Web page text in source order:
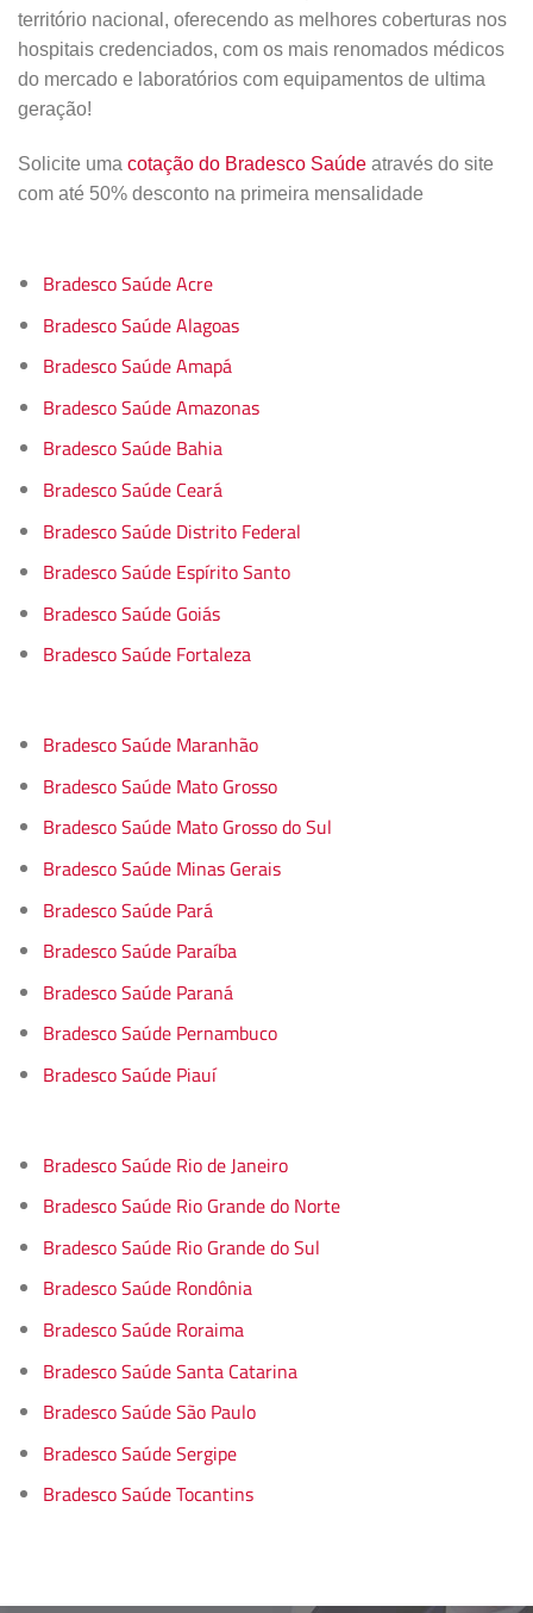
território nacional, oferecendo as melhores coberturas nos
hospitais credenciados, com os mais renomados médicos
do mercado e laboratórios com equipamentos de ultima
geração!
Solicite uma cotação do Bradesco Saúde através do site
com até 50% desconto na primeira mensalidade
Bradesco Saúde Acre
Bradesco Saúde Alagoas
Bradesco Saúde Amapá
Bradesco Saúde Amazonas
Bradesco Saúde Bahia
Bradesco Saúde Ceará
Bradesco Saúde Distrito Federal
Bradesco Saúde Espírito Santo
Bradesco Saúde Goiás
Bradesco Saúde Fortaleza
Bradesco Saúde Maranhão
Bradesco Saúde Mato Grosso
Bradesco Saúde Mato Grosso do Sul
Bradesco Saúde Minas Gerais
Bradesco Saúde Pará
Bradesco Saúde Paraíba
Bradesco Saúde Paraná
Bradesco Saúde Pernambuco
Bradesco Saúde Piauí
Bradesco Saúde Rio de Janeiro
Bradesco Saúde Rio Grande do Norte
Bradesco Saúde Rio Grande do Sul
Bradesco Saúde Rondônia
Bradesco Saúde Roraima
Bradesco Saúde Santa Catarina
Bradesco Saúde São Paulo
Bradesco Saúde Sergipe
Bradesco Saúde Tocantins